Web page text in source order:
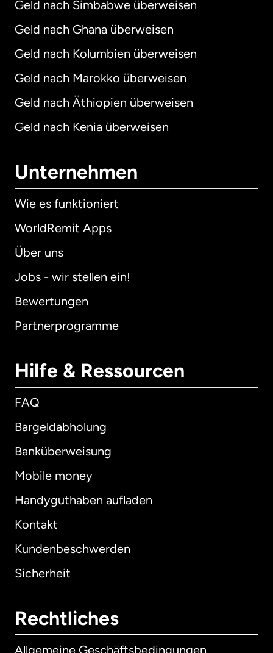
Geld nach Simbabwe überweisen
Geld nach Ghana überweisen
Geld nach Kolumbien überweisen
Geld nach Marokko überweisen
Geld nach Äthiopien überweisen
Geld nach Kenia überweisen
Unternehmen
Wie es funktioniert
WorldRemit Apps
Über uns
Jobs - wir stellen ein!
Bewertungen
Partnerprogramme
Hilfe & Ressourcen
FAQ
Bargeldabholung
Banküberweisung
Mobile money
Handyguthaben aufladen
Kontakt
Kundenbeschwerden
Sicherheit
Rechtliches
Allgemeine Geschäftsbedingungen